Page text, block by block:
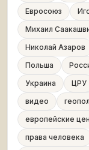
Евросоюз
Михаил
Николай Азаров
Польша
Украина
ЦРУ
видео
европейские
права человека